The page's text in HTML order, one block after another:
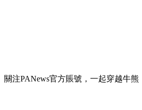
關注PANews官方賬號，一起穿越牛熊